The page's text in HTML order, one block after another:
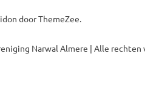
door ThemeZee.
Narwal Almere | Alle rechten